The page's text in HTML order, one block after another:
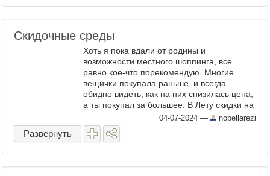
Скидочные среды
Хоть я пока вдали от родины и
возможности местного шоппинга, все
равно кое-что порекомендую. Многие
вещички покупала раньше, и всегда
обидно видеть, как на них снизилась цена,
а ты покупал за большее. В Лету скидки на
приборчики И черная пятница какая-то.
Что порекомендую из ...
04-07-2024 — nobellarezi
Развернуть